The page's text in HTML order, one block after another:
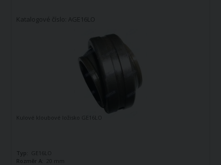
Katalogové číslo: AGE16LO
Kulové kloubové ložisko GE16LO
Typ:
GE16LO
Rozměr A:
20 mm